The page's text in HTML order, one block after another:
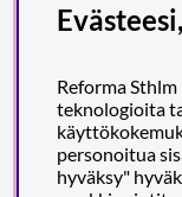
Reforma
teknologioita
personoitua
hyväksy"